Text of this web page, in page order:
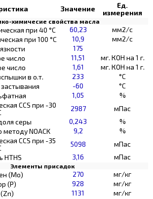
Значение
Ед.
измерения
химичесие свойства масла
при 40 °С 60,23
мм2/с
при 100 °С
10,9
мм2/с
175
число
11,51
мг. КОН на 1 г.
число
1,61
мг. КОН на 1 г.
в о.т.
233
°C
-60
°C
1,05
%
CCS при -30
2987
мПас
серы
0,243
%
NOACK
9,2
%
CCS при -35
5098
мПас
HTHS
3,16 мПас
Элементы присадок
(Мо) 270
мг/кг
(Р)
928
мг/кг
1131
мг/кг